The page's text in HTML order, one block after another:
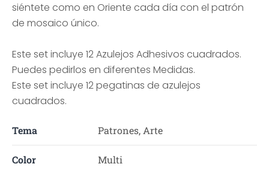
siéntete como en Oriente cada día con el patrón
de mosaico único.
Este set incluye 12 Azulejos Adhesivos cuadrados.
Puedes pedirlos en diferentes Medidas.
Este set incluye 12 pegatinas de azulejos
cuadrados.
Tema Patrones, Arte
Color Multi